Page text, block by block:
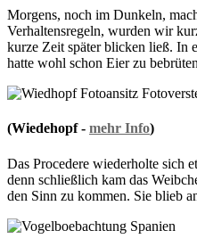
Morgens, noch im Dunkeln,
Verhaltensregeln, wurden wir
kurze Zeit später blicken ließ. In
hatte wohl schon Eier zu
(Wiedehopf - mehr Info)
Das Procedere wiederholte sich
denn schließlich kam das
den Sinn zu kommen. Sie blieb